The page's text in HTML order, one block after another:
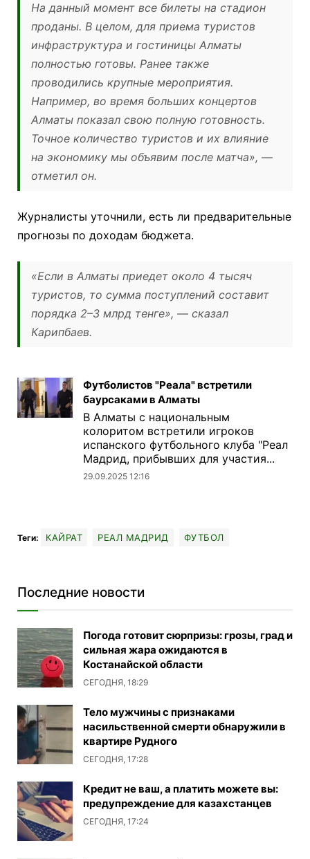
На данный момент все билеты на стадион
проданы. В целом, для приема туристов
инфраструктура и гостиницы Алматы
полностью готовы. Ранее также
проводились крупные мероприятия.
Например, во время больших концертов
Алматы показал свою полную готовность.
Точное количество туристов и их влияние
на экономику мы объявим после матча», —
отметил он.
Журналисты уточнили, есть ли предварительные
прогнозы по доходам бюджета.
«Если в Алматы приедет около 4 тысяч
туристов, то сумма поступлений составит
порядка 2–3 млрд тенге», — сказал
Карипбаев.
Футболистов "Реала" встретили
баурсаками в Алматы
В Алматы с национальным
колоритом встретили игроков
испанского футбольного клуба "Реал
Мадрид, прибывших для участия...
29.09.2025 12:16
Теги: КАЙРАТ РЕАЛ МАДРИД ФУТБОЛ
Последние новости
Погода готовит сюрпризы: грозы, град и
сильная жара ожидаются в
Костанайской области
СЕГОДНЯ, 18:29
Тело мужчины с признаками
насильственной смерти обнаружили в
квартире Рудного
СЕГОДНЯ, 17:28
Кредит не ваш, а платить можете вы:
предупреждение для казахстанцев
СЕГОДНЯ, 17:24